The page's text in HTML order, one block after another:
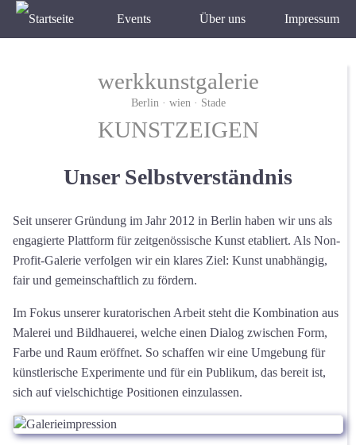
Events Über uns Impressum
werkkunstgalerie
Berlin · wien · Stade
KUNSTZEIGEN
Unser Selbstverständnis
Seit unserer Gründung im Jahr 2012 in Berlin haben wir uns als
engagierte Plattform für zeitgenössische Kunst etabliert. Als Non-
Profit-Galerie verfolgen wir ein klares Ziel: Kunst unabhängig,
fair und gemeinschaftlich zu fördern.
Im Fokus unserer kuratorischen Arbeit steht die Kombination aus
Malerei und Bildhauerei, welche einen Dialog zwischen Form,
Farbe und Raum eröffnet. So schaffen wir eine Umgebung für
künstlerische Experimente und für ein Publikum, das bereit ist,
sich auf vielschichtige Positionen einzulassen.